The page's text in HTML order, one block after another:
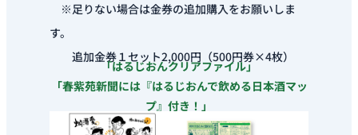
※足りない場合は金券の追加購入をお願いしま
す。
追加金券１セット2,000円（500円券×4枚）
「はるじおんクリアファイル」
「春紫苑新聞には『はるじおんで飲める日本酒マッ
プ』付き！」